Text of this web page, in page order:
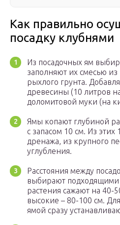
Как правильно
посадку клубнями
Из посадочных ям
заполняют их смесью из
рыхлого грунта.
древесины (10 литров
доломитовой муки (на
Ямы копают глубиной
с запасом 10 см. Из этих
дренажа, из крупного
углубления.
Расстояния между
выбирают подходящими
растения сажают на 40-
высокие – 80-100 см.
ямой сразу